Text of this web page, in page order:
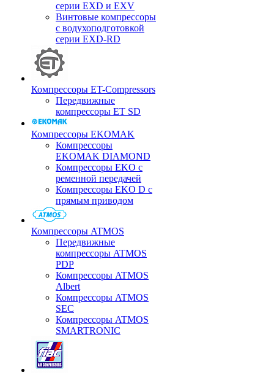
серии EXD и EXV
Винтовые компрессоры
с водухоподготовкой
серии EXD-RD
Компрессоры ET-Compressors
Передвижные
компрессоры ET SD
Компрессоры EKOMAK
Компрессоры
EKOMAK DIAMOND
Компрессоры EKO c
ременной передачей
Компрессоры EKO D с
прямым приводом
Компрессоры ATMOS
Передвижные
компрессоры ATMOS
PDP
Компрессоры ATMOS
Albert
Компрессоры ATMOS
SEC
Компрессоры ATMOS
SMARTRONIC